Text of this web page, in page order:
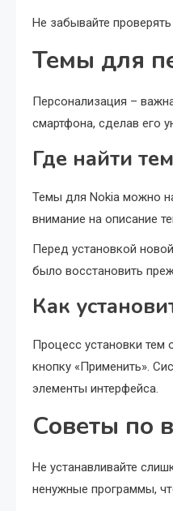
Не забывайте
Темы для
Персонализация –
смартфона, сделав его
Где найти
Темы для Nokia можно
внимание на описание
Перед установкой
было восстановить
Как
Процесс установки тем
кнопку «Применить».
элементы интерфейса.
Советы по
Не устанавливайте
ненужные программы,